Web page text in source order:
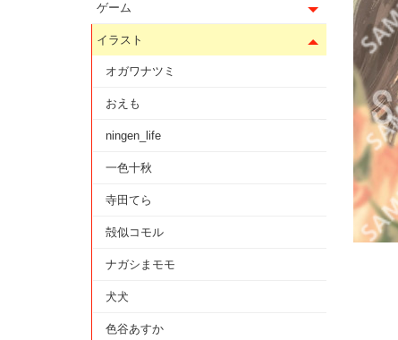
ゲーム
イラスト
オガワナツミ
おえも
ningen_life
一色十秋
寺田てら
殻似コモル
ナガシまモモ
犬犬
色谷あすか